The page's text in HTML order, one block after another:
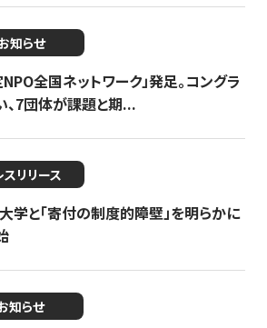
知らせ
全国ネットワーク」発足。コングラ
7団体が課題と期...
スリリース
学と「寄付の制度的障壁」を明らかに
知らせ